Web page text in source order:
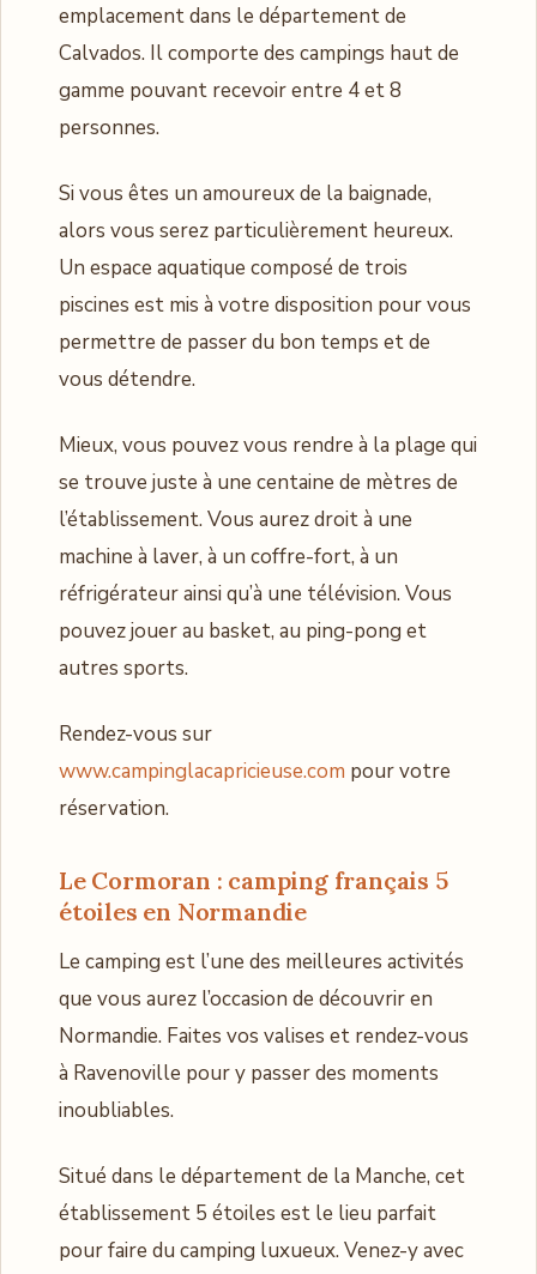
emplacement dans le département de
Calvados. Il comporte des campings haut de
gamme pouvant recevoir entre 4 et 8
personnes.
Si vous êtes un amoureux de la baignade,
alors vous serez particulièrement heureux.
Un espace aquatique composé de trois
piscines est mis à votre disposition pour vous
permettre de passer du bon temps et de
vous détendre.
Mieux, vous pouvez vous rendre à la plage qui
se trouve juste à une centaine de mètres de
l’établissement. Vous aurez droit à une
machine à laver, à un coffre-fort, à un
réfrigérateur ainsi qu’à une télévision. Vous
pouvez jouer au basket, au ping-pong et
autres sports.
Rendez-vous sur
www.campinglacapricieuse.com pour votre
réservation.
Le Cormoran : camping français 5
étoiles en Normandie
Le camping est l’une des meilleures activités
que vous aurez l’occasion de découvrir en
Normandie. Faites vos valises et rendez-vous
à Ravenoville pour y passer des moments
inoubliables.
Situé dans le département de la Manche, cet
établissement 5 étoiles est le lieu parfait
pour faire du camping luxueux. Venez-y avec